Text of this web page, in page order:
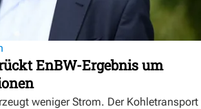
EnBW-Ergebnis um
weniger Strom. Der Kohletransport